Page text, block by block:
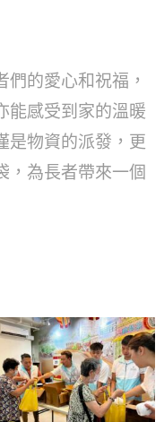
的愛心和祝福，
能感受到家的溫暖
是物資的派發，更
，為長者帶來一個